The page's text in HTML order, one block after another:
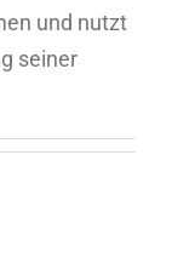
und nutzt
seiner